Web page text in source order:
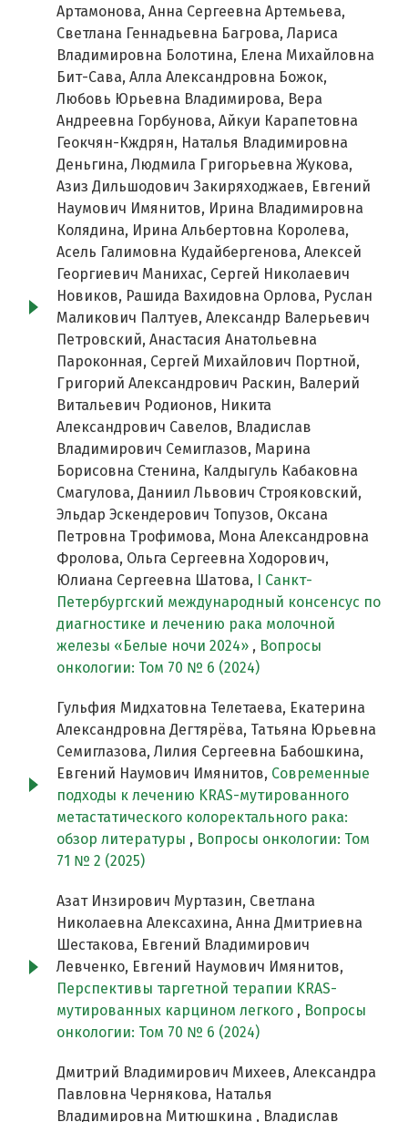
Артамонова, Анна Сергеевна Артемьева,
Светлана Геннадьевна Багрова, Лариса
Владимировна Болотина, Елена Михайловна
Бит-Сава, Алла Александровна Божок,
Любовь Юрьевна Владимирова, Вера
Андреевна Горбунова, Айкуи Карапетовна
Геокчян-Кждрян, Наталья Владимировна
Деньгина, Людмила Григорьевна Жукова,
Азиз Дильшодович Закиряходжаев, Евгений
Наумович Имянитов, Ирина Владимировна
Колядина, Ирина Альбертовна Королева,
Асель Галимовна Кудайбергенова, Алексей
Георгиевич Манихас, Сергей Николаевич
Новиков, Рашида Вахидовна Орлова, Руслан
Маликович Палтуев, Александр Валерьевич
Петровский, Анастасия Анатольевна
Пароконная, Сергей Михайлович Портной,
Григорий Александрович Раскин, Валерий
Витальевич Родионов, Никита
Александрович Савелов, Владислав
Владимирович Семиглазов, Марина
Борисовна Стенина, Калдыгуль Кабаковна
Смагулова, Даниил Львович Строяковский,
Эльдар Эскендерович Топузов, Оксана
Петровна Трофимова, Мона Александровна
Фролова, Ольга Сергеевна Ходорович,
Юлиана Сергеевна Шатова,
I Cанкт-
Петербургский международный консенсус по
диагностике и лечению рака молочной
железы «Белые ночи 2024» , Вопросы
онкологии: Том 70 № 6 (2024)
Гульфия Мидхатовна Телетаева, Екатерина
Александровна Дегтярёва, Татьяна Юрьевна
Семиглазова, Лилия Сергеевна Бабошкина,
Евгений Наумович Имянитов, Современные
подходы к лечению KRAS-мутированного
метастатического колоректального рака:
обзор литературы , Вопросы онкологии: Том
71 № 2 (2025)
Азат Инзирович Муртазин, Светлана
Николаевна Алексахина, Анна Дмитриевна
Шестакова, Евгений Владимирович
Левченко, Евгений Наумович Имянитов,
Перспективы таргетной терапии KRAS-
мутированных карцином легкого , Вопросы
онкологии: Том 70 № 6 (2024)
Дмитрий Владимирович Михеев, Александра
Павловна Чернякова, Наталья
Владимировна Митюшкина , Владислав